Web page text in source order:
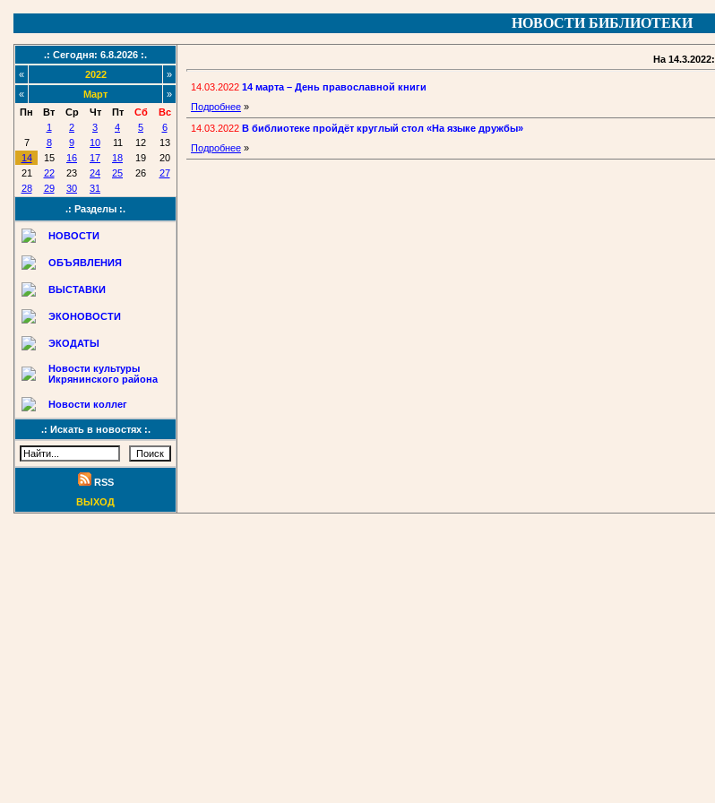
НОВОСТИ БИБЛИОТЕКИ
.: Сегодня: 6.8.2026 :.
«
2022
»
«
Март
»
Пн
Вт Ср Чт Пт Сб
Вс
1
2 3 4 5
6
7
8 9 10 11 12
13
14
15 16 17 18 19
20
21
22 23 24 25 26
27
28
29 30
31
.: Разделы :.
НОВОСТИ
ОБЪЯВЛЕНИЯ
ВЫСТАВКИ
ЭКОНОВОСТИ
ЭКОДАТЫ
Новости культуры
Икрянинского района
Новости коллег
.: Искать в новостях :.
RSS
ВЫХОД
На 14.3.2022:
14.03.2022 14 марта – День православной книги
Подробнее »
14.03.2022 В библиотеке пройдёт круглый стол «На языке дружбы»
Подробнее »